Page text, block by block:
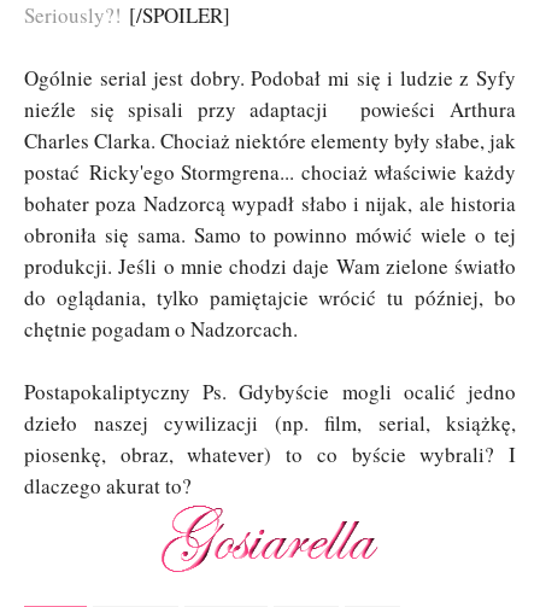
Seriously?! [/SPOILER]
Ogólnie serial jest dobry. Podobał mi się i ludzie z Syfy
nieźle się spisali przy adaptacji powieści Arthura
Charles Clarka. Chociaż niektóre elementy były słabe, jak
postać Ricky'ego Stormgrena... chociaż właściwie każdy
bohater poza Nadzorcą wypadł słabo i nijak, ale historia
obroniła się sama. Samo to powinno mówić wiele o tej
produkcji. Jeśli o mnie chodzi daje Wam zielone światło
do oglądania, tylko pamiętajcie wrócić tu później, bo
chętnie pogadam o Nadzorcach.
Postapokaliptyczny Ps. Gdybyście mogli ocalić jedno
dzieło naszej cywilizacji (np. film, serial, książkę,
piosenkę, obraz, whatever) to co byście wybrali? I
dlaczego akurat to?